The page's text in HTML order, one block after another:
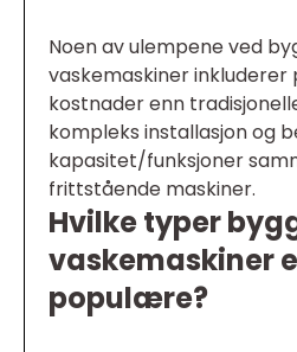
Noen av ulempene ved
vaskemaskiner
kostnader enn
kompleks installasjon og
kapasitet/funksjoner
frittstående maskiner.
Hvilke typer
vaskemaskiner
populære?